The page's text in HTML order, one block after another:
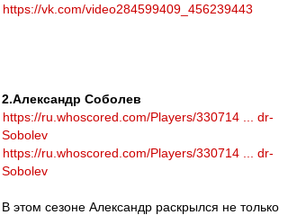
https://vk.com/video284599409_456239443
2.Александр Соболев
https://ru.whoscored.com/Players/330714 ... dr-
Sobolev
https://ru.whoscored.com/Players/330714 ... dr-
Sobolev
В этом сезоне Александр раскрылся не только